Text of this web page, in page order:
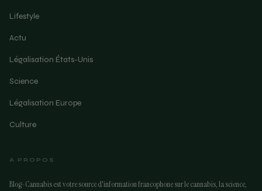
Lifestyle
Actu
Légalisation États-Unis
Science
Légalisation Europe
Culture
A PROPOS
Blog-Cannabis est votre source d'information francophone sur le cannabis, la science,